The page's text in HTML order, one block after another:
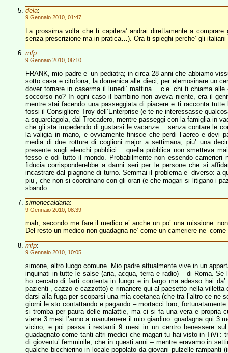
dela:
9 Gennaio 2010, 01:47
La prossima volta che ti capitera’ andrai direttamente a
senza prescrizione ma in pratica…). Ora ti spieghi perche’ gli
mfp:
9 Gennaio 2010, 06:10
FRANK, mio padre e’ un pediatra; in circa 28 anni che abbiamo
sotto casa e citofona, la domenica alle dieci, per elemosinare un
dover tornare in caserma il lunedi’ mattina… c’e’ chi ti chiama
soccorso no? In ogni caso il bambino non aveva niente, era il
mentre stai facendo una passeggiata di piacere e ti racconta
fossi il Consigliere Troy dell’Enterprise (e te ne interessasse
a squarciagola, dal Trocadero, mentre passeggi con la famiglia in
che gli sta impedendo di gustarsi le vacanze… senza contare le
la valigia in mano, e ovviamente finisce che perdi l’aereo e devi
media di due rotture di coglioni major a settimana, piu’ una
presente sugli elenchi pubblici… quella pubblica non smetteva
fesso e odi tutto il mondo. Probabilmente non essendo camerieri
fiducia corrisponderebbe a danni seri per le persone che si
incastrare dal piagnone di turno. Semmai il problema e’ diverso:
piu’, che non si coordinano con gli orari (e che magari si litigano i
sbando…
simonecaldana:
9 Gennaio 2010, 08:39
mah, secondo me fare il medico e’ anche un po’ una missione:
Del resto un medico non guadagna ne’ come un cameriere ne’
mfp:
9 Gennaio 2010, 10:05
simone, altro luogo comune. Mio padre attualmente vive in un
inquinati in tutte le salse (aria, acqua, terra e radio) – di Roma. Se
ho cercato di farti contenta in lungo e in largo ma adesso hai
pazienti”, cazzo e cazzotto) e rimanere qui al paesetto nella
darsi alla fuga per scoparsi una mia coetanea (che tra l’altro ce ne
giorni le sto contattando e pagando – mortacci loro,
si tromba per paura delle malattie, ma ci si fa una vera e propria
viene 3 mesi l’anno a manutenere il mio giardino: guadagna qui 3
vicino, e poi passa i restanti 9 mesi in un centro benessere
guadagnato come tanti altri medici che magari tu hai visto in
di gioventu’ femminile, che in questi anni – mentre eravamo in
qualche bicchierino in locale popolato da giovani pulzelle rampanti